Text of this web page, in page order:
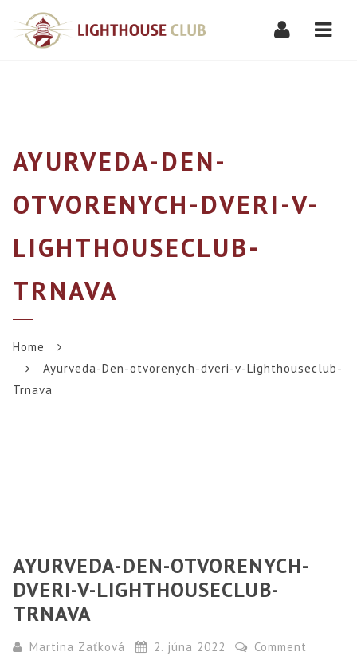
AYURVEDA-DEN-
OTVORENYCH-DVERI-V-
LIGHTHOUSECLUB-
TRNAVA
Home
Ayurveda-Den-otvorenych-dveri-v-Lighthouseclub-
Trnava
AYURVEDA-DEN-OTVORENYCH-
DVERI-V-LIGHTHOUSECLUB-
TRNAVA
Martina Zaťková 2. júna 2022
Comment